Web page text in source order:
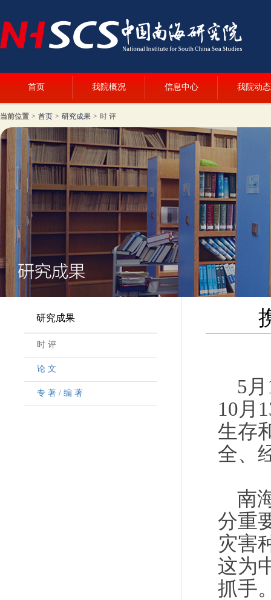
首页 我院概况 信息中心 我院动态
当前位置 > 首页 > 研究成果 > 时 评
研究成果
时 评
论 文
专 著 / 编 著
5
10月
生存
全、
南
分重
灾害
这为
抓手